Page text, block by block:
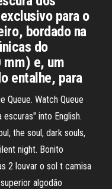
para o
bordado na
do
mm) e, um
entalhe, para
Queue. Watch Queue
into English.
the soul, dark souls,
night. Bonito
2 louvar o sol t camisa
algodão